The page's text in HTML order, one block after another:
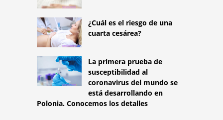
¿Cuál es el riesgo de una
cuarta cesárea?
La primera prueba de
susceptibilidad al
coronavirus del mundo se
está desarrollando en
Polonia. Conocemos los detalles